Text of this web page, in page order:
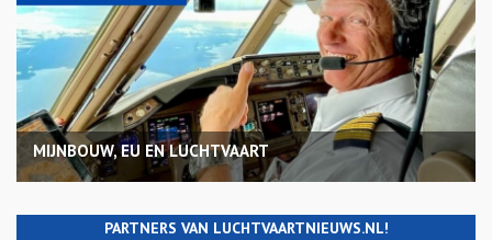
MIJNBOUW, EU EN LUCHTVAART
PARTNERS VAN LUCHTVAARTNIEUWS.NL!